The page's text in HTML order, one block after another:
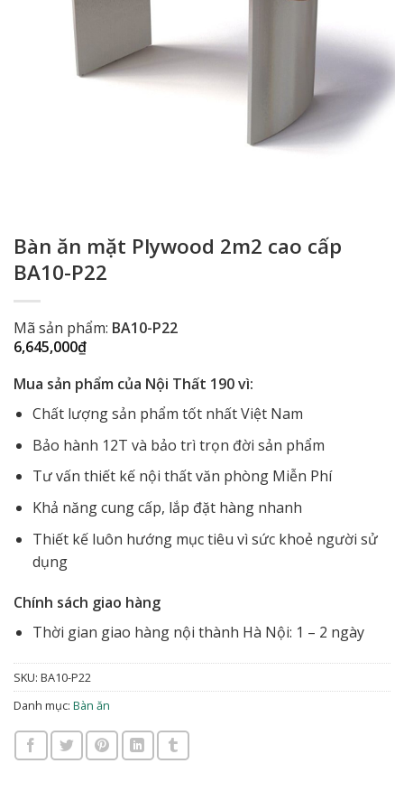
Bàn ăn mặt Plywood 2m2 cao cấp
BA10-P22
Mã sản phẩm: BA10-P22
6,645,000₫
Mua sản phẩm của Nội Thất 190 vì:
Chất lượng sản phẩm tốt nhất Việt Nam
Bảo hành 12T và bảo trì trọn đời sản phẩm
Tư vấn thiết kế nội thất văn phòng Miễn Phí
Khả năng cung cấp, lắp đặt hàng nhanh
Thiết kế luôn hướng mục tiêu vì sức khoẻ người sử
dụng
Chính sách giao hàng
Thời gian giao hàng nội thành Hà Nội: 1 – 2 ngày
SKU: BA10-P22
Danh mục: Bàn ăn